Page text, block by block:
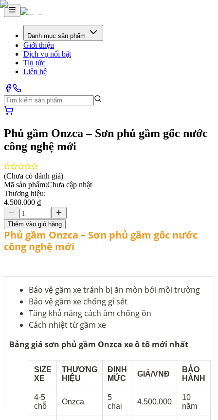
Danh mục sản phẩm
Giới thiệu
Dịch vụ nổi bật
Tin tức
Liên hệ
Phủ gầm Onzca – Sơn phủ gầm gốc nước
công nghệ mới
(Chưa có đánh giá)
Mã sản phẩm:Chưa cập nhật
Thương hiệu:
4.500.000 ₫
Thêm vào giỏ hàng
Phủ gầm Onzca – Sơn phủ gầm gốc nước
công nghệ mới
Bảo vệ gầm xe tránh bị ăn mòn bởi môi trường
Bảo vệ gầm xe chống gỉ sét
Tăng khả năng cách âm chống ồn
Cách nhiệt từ gầm xe
Bảng giá sơn phủ gầm Onzca xe ô tô mới nhất
SIZE
XE
THƯƠNG
HIỆU
ĐỊNH
MỨC
GIÁ/VNĐ
BẢO
HÀNH
4-5
chỗ
Onzca
5
chai
4.500.000
10
năm